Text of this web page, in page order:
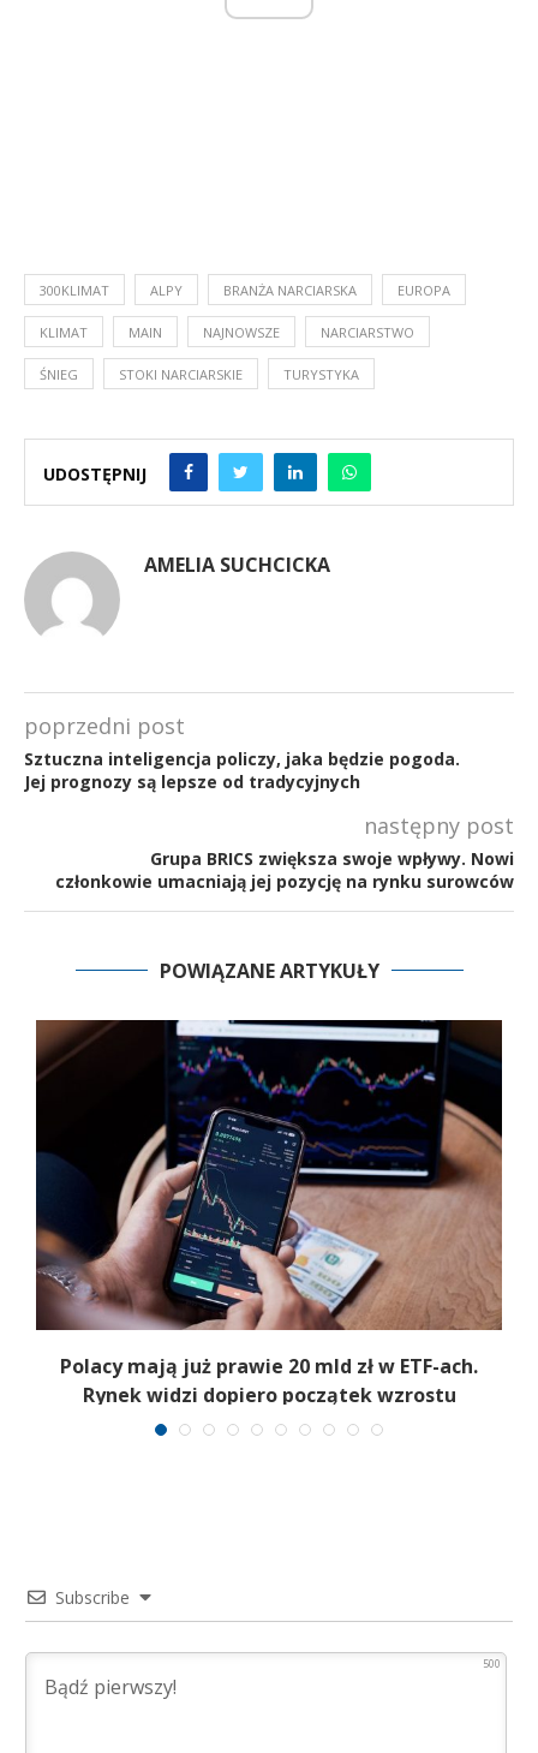
300KLIMAT ALPY BRANŻA NARCIARSKA EUROPA
KLIMAT MAIN NAJNOWSZE NARCIARSTWO
ŚNIEG STOKI NARCIARSKIE TURYSTYKA
UDOSTĘPNIJ
AMELIA SUCHCICKA
poprzedni post
Sztuczna inteligencja policzy, jaka będzie pogoda.
Jej prognozy są lepsze od tradycyjnych
następny post
Grupa BRICS zwiększa swoje wpływy. Nowi
członkowie umacniają jej pozycję na rynku surowców
POWIĄZANE ARTYKUŁY
Polacy mają już prawie 20 mld zł w ETF-ach.
Rynek widzi dopiero początek wzrostu
Subscribe
500